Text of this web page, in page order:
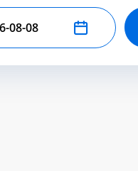
日期